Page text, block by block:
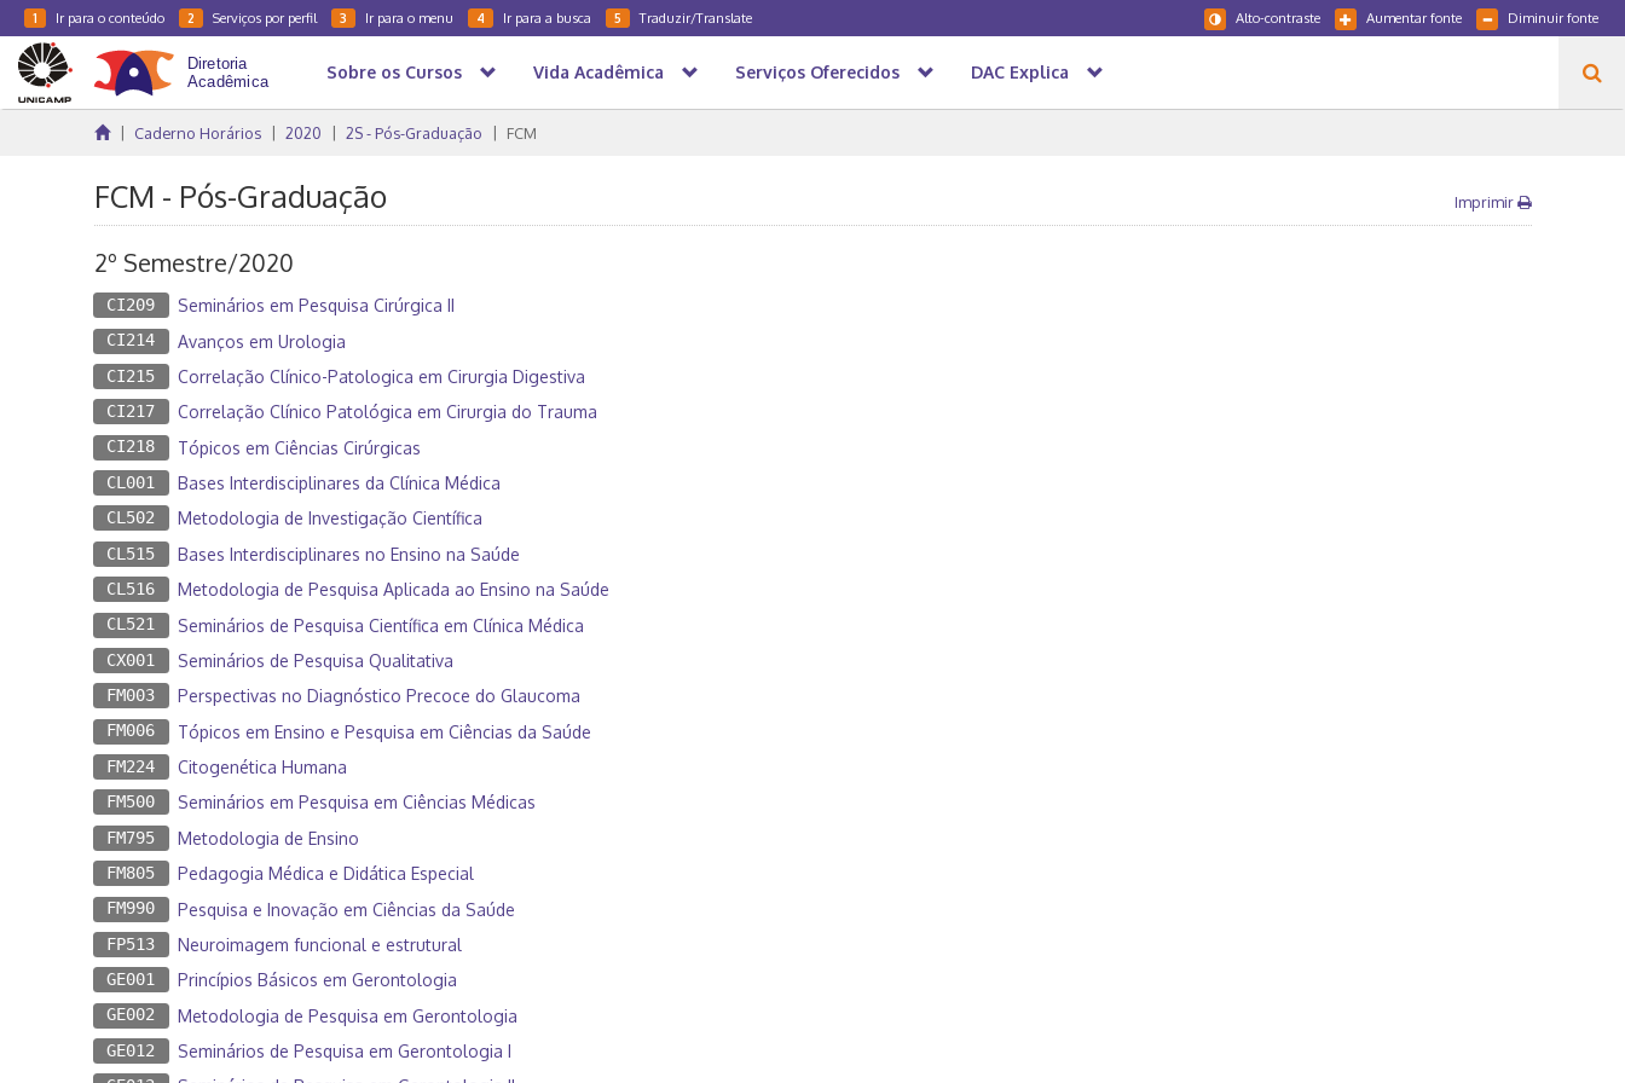
1 Ir para o conteúdo 2 Serviços por perfil 3 Ir para o menu 4 Ir para a busca 5 Traduzir/Translate Diminuir fonte
Aumentar fonte
Alto-contraste
Sobre os Cursos Vida Acadêmica Serviços Oferecidos DAC Explica
Caderno Horários 2020 2S - Pós-Graduação FCM
FCM - Pós-Graduação Imprimir
2º Semestre/2020
CI209 Seminários em Pesquisa Cirúrgica II
CI214 Avanços em Urologia
CI215 Correlação Clínico-Patologica em Cirurgia Digestiva
CI217 Correlação Clínico Patológica em Cirurgia do Trauma
CI218 Tópicos em Ciências Cirúrgicas
CL001 Bases Interdisciplinares da Clínica Médica
CL502 Metodologia de Investigação Científica
CL515 Bases Interdisciplinares no Ensino na Saúde
CL516 Metodologia de Pesquisa Aplicada ao Ensino na Saúde
CL521 Seminários de Pesquisa Científica em Clínica Médica
CX001 Seminários de Pesquisa Qualitativa
FM003 Perspectivas no Diagnóstico Precoce do Glaucoma
FM006 Tópicos em Ensino e Pesquisa em Ciências da Saúde
FM224 Citogenética Humana
FM500 Seminários em Pesquisa em Ciências Médicas
FM795 Metodologia de Ensino
FM805 Pedagogia Médica e Didática Especial
FM990 Pesquisa e Inovação em Ciências da Saúde
FP513 Neuroimagem funcional e estrutural
GE001 Princípios Básicos em Gerontologia
GE002 Metodologia de Pesquisa em Gerontologia
GE012 Seminários de Pesquisa em Gerontologia I